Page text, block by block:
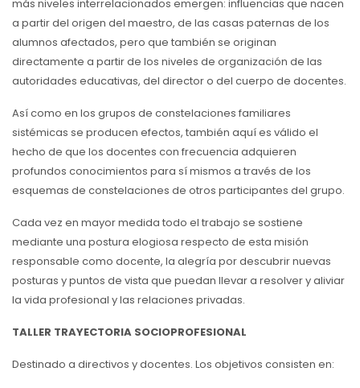
más niveles interrelacionados emergen: influencias que nacen
a partir del origen del maestro, de las casas paternas de los
alumnos afectados, pero que también se originan
directamente a partir de los niveles de organización de las
autoridades educativas, del director o del cuerpo de docentes.
Así como en los grupos de constelaciones familiares
sistémicas se producen efectos, también aquí es válido el
hecho de que los docentes con frecuencia adquieren
profundos conocimientos para sí mismos a través de los
esquemas de constelaciones de otros participantes del grupo.
Cada vez en mayor medida todo el trabajo se sostiene
mediante una postura elogiosa respecto de esta misión
responsable como docente, la alegría por descubrir nuevas
posturas y puntos de vista que puedan llevar a resolver y aliviar
la vida profesional y las relaciones privadas.
TALLER TRAYECTORIA SOCIOPROFESIONAL
Destinado a directivos y docentes. Los objetivos consisten en: